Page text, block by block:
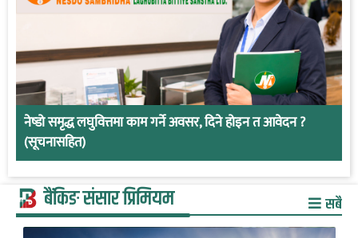
नेष्डो समृद्ध लघुवित्तमा काम गर्ने अवसर, दिने होइन त आवेदन ?
(सूचनासहित)
बैंकिङ संसार प्रिमियम सबै